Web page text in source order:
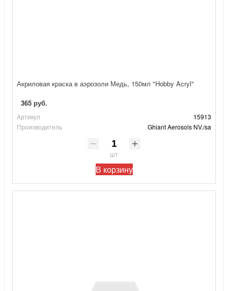
Акриловая краска в аэрозоли Медь, 150мл "Hobby Acryl"
365 руб.
Артикул
15913
Производитель
Ghiant Aerosols NV./sa
шт
В корзину